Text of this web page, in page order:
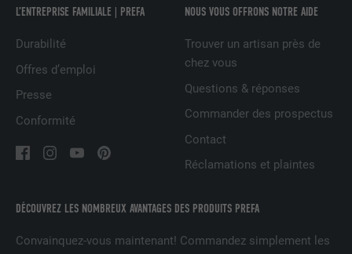
DÉCOUVREZ LES NOMBREUX AVANTAGES DES PRODUITS PREFA
Convainquez-vous maintenant! Commandez simplement les
L’ENTREPRISE FAMILIALE | PREFA
Durabilité
Offres d’emploi
Presse
Conformité
NOUS VOUS OFFRONS NOTRE AIDE
Trouver un artisan près de
chez vous
Questions & réponses
Commander des prospectus
Contact
Réclamations et plaintes
NOM UserMatchHistory
FOURNISSEUR
EXPIRATION
Est utilisé pour suivre l'utilisateur sur
la publicité adaptée aux préférences de